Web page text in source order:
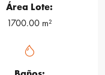
Área Lote:
1700.00 m²